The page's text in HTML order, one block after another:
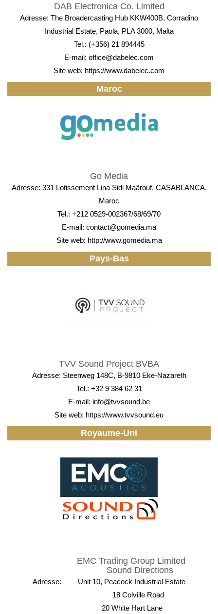
DAB Electronica Co. Limited
Adresse: The Broadercasting Hub KKW400B, Corradino
Industrial Estate, Paola, PLA 3000, Malta
Tel.: (+356) 21 894445
E-mail: office@dabelec.com
Site web: https://www.dabelec.com
Maroc
Go Media
Adresse: 331 Lotissement Lina Sidi Maârouf, CASABLANCA,
Maroc
Tel.: +212 0529-002367/68/69/70
E-mail: contact@gomedia.ma
Site web: http://www.gomedia.ma
Pays-Bas
TVV Sound Project BVBA
Adresse: Steenweg 148C, B-9810 Eke-Nazareth
Tel.: +32 9 384 62 31
E-mail: info@tvvsound.be
Site web: https://www.tvvsound.eu
Royaume-Uni
EMC Trading Group Limited
Sound Directions
Adresse: Unit 10, Peacock Industrial Estate
18 Colville Road
20 White Hart Lane